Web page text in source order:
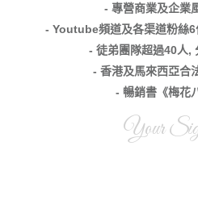
- 專營商業及企業
- Youtube頻道及各渠道粉絲
- 徒弟團隊超過40人,
- 香港及馬來西亞合
- 暢銷書《梅花
Your